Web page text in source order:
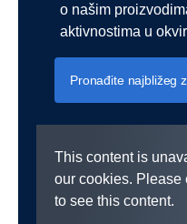
o našim
aktivnostima u
Pronađite najbližeg
This content is
our cookies. Please
to see this content.